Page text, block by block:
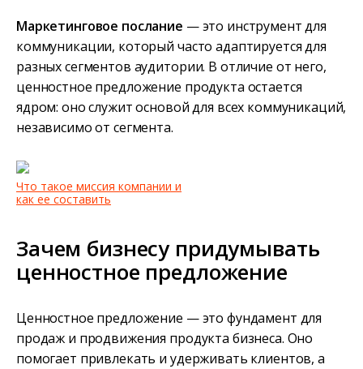
Маркетинговое послание — это инструмент для
коммуникации, который часто адаптируется для
разных сегментов аудитории. В отличие от него,
ценностное предложение продукта остается
ядром: оно служит основой для всех коммуникаций,
независимо от сегмента.
Что такое миссия компании и
как ее составить
Зачем бизнесу придумывать
ценностное предложение
Ценностное предложение — это фундамент для
продаж и продвижения продукта бизнеса. Оно
помогает привлекать и удерживать клиентов, а